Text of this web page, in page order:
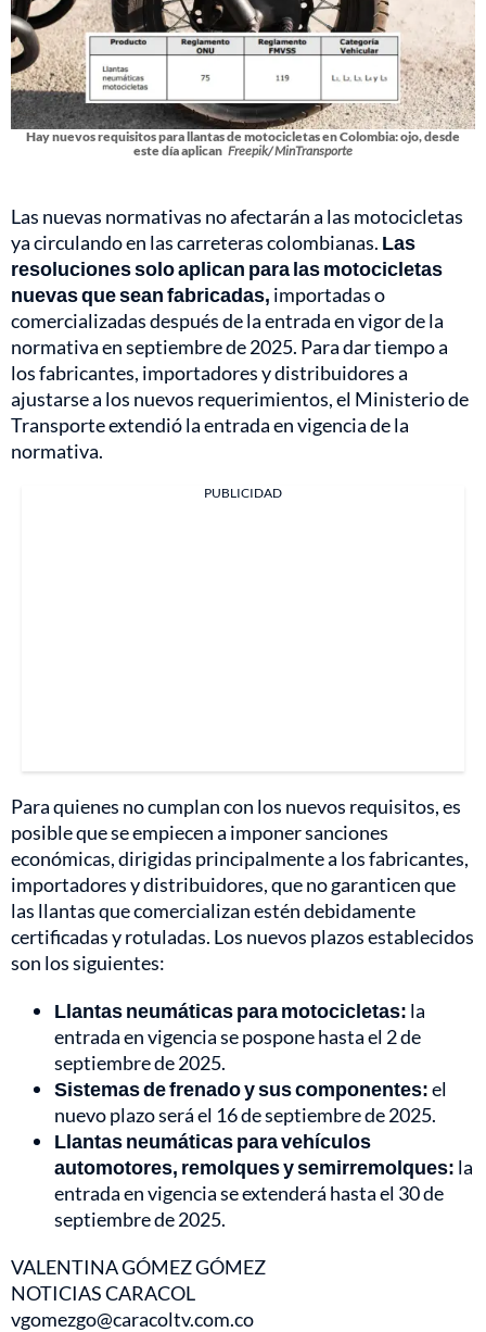
Hay nuevos requisitos para llantas de motocicletas en Colombia: ojo, desde
este día aplican Freepik/ MinTransporte
Las nuevas normativas no afectarán a las motocicletas
ya circulando en las carreteras colombianas. Las
resoluciones solo aplican para las motocicletas
nuevas que sean fabricadas, importadas o
comercializadas después de la entrada en vigor de la
normativa en septiembre de 2025. Para dar tiempo a
los fabricantes, importadores y distribuidores a
ajustarse a los nuevos requerimientos, el Ministerio de
Transporte extendió la entrada en vigencia de la
normativa.
PUBLICIDAD
Para quienes no cumplan con los nuevos requisitos, es
posible que se empiecen a imponer sanciones
económicas, dirigidas principalmente a los fabricantes,
importadores y distribuidores, que no garanticen que
las llantas que comercializan estén debidamente
certificadas y rotuladas. Los nuevos plazos establecidos
son los siguientes:
Llantas neumáticas para motocicletas: la
entrada en vigencia se pospone hasta el 2 de
septiembre de 2025.
Sistemas de frenado y sus componentes:el
nuevo plazo será el 16 de septiembre de 2025.
Llantas neumáticas para vehículos
automotores, remolques y semirremolques: la
entrada en vigencia se extenderá hasta el 30 de
septiembre de 2025.
VALENTINA GÓMEZ GÓMEZ
NOTICIAS CARACOL
vgomezgo@caracoltv.com.co